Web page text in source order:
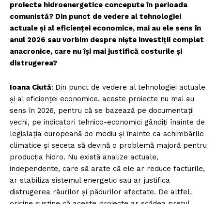
proiecte hidroenergetice concepute în perioada
comunistă? Din punct de vedere al tehnologiei
actuale și al eficienței economice, mai au ele sens în
anul 2026 sau vorbim despre niște investiții complet
anacronice, care nu își mai justifică costurile și
distrugerea?
Ioana Ciută: Din punct de vedere al tehnologiei actuale
și al eficienței economice, aceste proiecte nu mai au
sens în 2026, pentru că se bazează pe documentații
vechi, pe indicatori tehnico-economici gândiți înainte de
legislația europeană de mediu și înainte ca schimbările
climatice și seceta să devină o problemă majoră pentru
producția hidro. Nu există analize actuale,
independente, care să arate că ele ar reduce facturile,
ar stabiliza sistemul energetic sau ar justifica
distrugerea râurilor și pădurilor afectate. De altfel,